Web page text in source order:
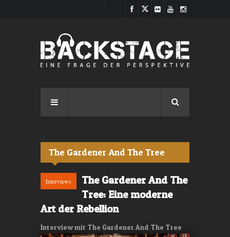
The Gardener And The Tree
Interviews
The Gardener And The
Tree: Eine moderne
Art der Rebellion
Interview mit The Gardener And The Tree